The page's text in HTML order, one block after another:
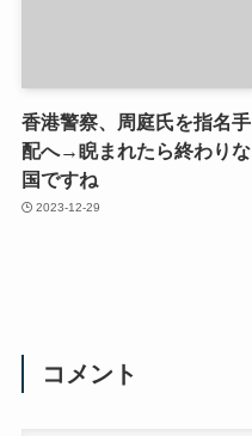
香港警察、周庭氏を指名手
配へ→睨まれたら終わりな
国ですね
2023-12-29
コメント